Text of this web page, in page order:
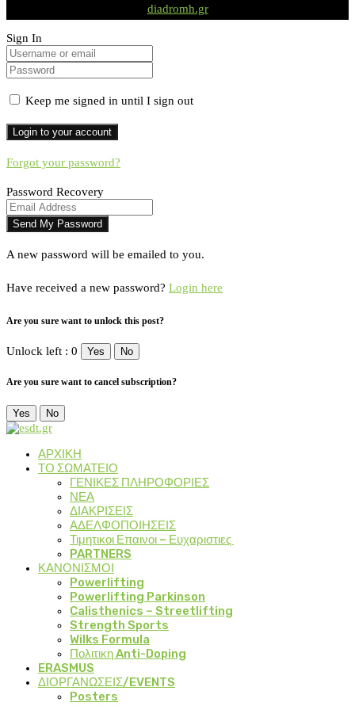
diadromh.gr
Sign In
Keep me signed in until I sign out
Forgot your password?
Password Recovery
A new password will be emailed to you.
Have received a new password? Login here
Are you sure want to unlock this post?
Unlock left : 0 Yes No
Are you sure want to cancel subscription?
Yes No
ΑΡΧΙΚΗ
ΤΟ ΣΩΜΑΤΕΙΟ
ΓΕΝΙΚΕΣ ΠΛΗΡΟΦΟΡΙΕΣ
ΝΕΑ
ΔΙΑΚΡΙΣΕΙΣ
ΑΔΕΛΦΟΠΟΙΗΣΕΙΣ
Τιμητικοι Επαινοι – Ευχαριστιες
PARTNERS
ΚΑΝΟΝΙΣΜΟΙ
Powerlifting
Powerlifting Parkinson
Calisthenics – Streetlifting
Strength Sports
Wilks Formula
Πολιτικη Anti-Doping
ERASMUS
ΔΙΟΡΓΑΝΩΣΕΙΣ/EVENTS
Posters